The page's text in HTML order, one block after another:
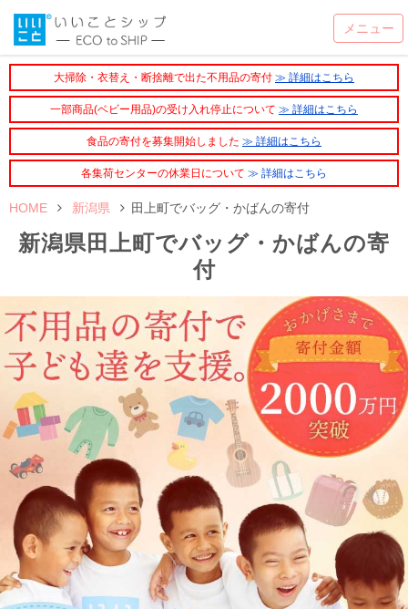
大掃除・衣替え・断捨離で出た不用品の寄付 ≫ 詳細はこちら
一部商品(ベビー用品)の受け入れ停止について ≫ 詳細はこちら
食品の寄付を募集開始しました ≫ 詳細はこちら
各集荷センターの休業日について ≫ 詳細はこちら
HOME 新潟県 田上町でバッグ・かばんの寄付
新潟県田上町でバッグ・かばんの寄
付